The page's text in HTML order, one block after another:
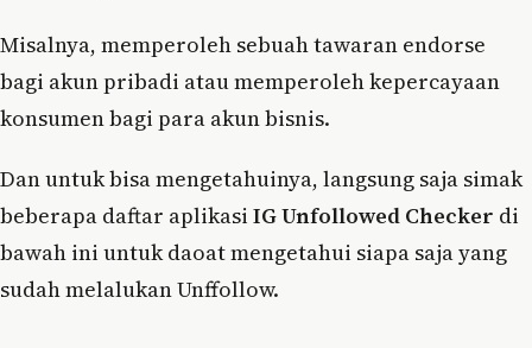
Misalnya, memperoleh sebuah tawaran endorse
bagi akun pribadi atau memperoleh kepercayaan
konsumen bagi para akun bisnis.
Dan untuk bisa mengetahuinya, langsung saja simak
beberapa daftar aplikasi IG Unfollowed Checker di
bawah ini untuk daoat mengetahui siapa saja yang
sudah melalukan Unffollow.